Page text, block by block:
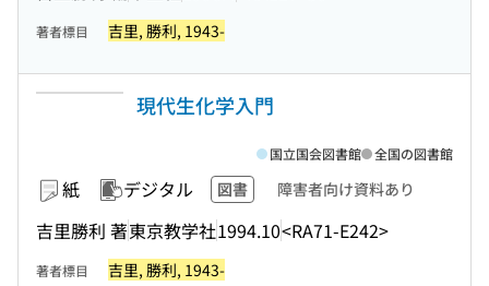
著者標目 吉里, 勝利, 1943-
現代生化学入門
紙 デジタル 図書 障害者向け資料あり
吉里勝利 著東京教学社1994.10<RA71-E242>
国立国会図書館 全国の図書館
著者標目 吉里, 勝利, 1943-